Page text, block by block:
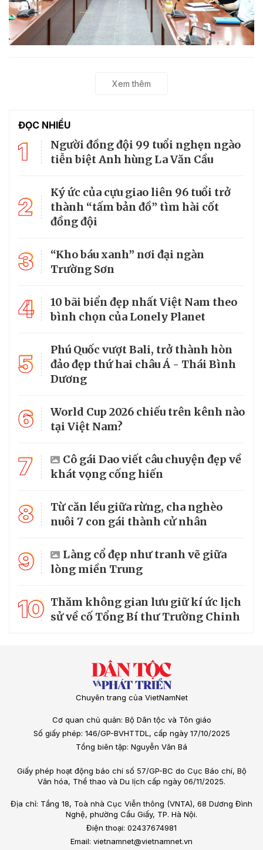
Xem thêm
ĐỌC NHIỀU
1
Người đồng đội 99 tuổi nghẹn ngào
tiễn biệt Anh hùng La Văn Cầu
2
Ký ức của cựu giao liên 96 tuổi trở
thành “tấm bản đồ” tìm hài cốt
đồng đội
3
“Kho báu xanh” nơi đại ngàn
Trường Sơn
4
10 bãi biển đẹp nhất Việt Nam theo
bình chọn của Lonely Planet
5
Phú Quốc vượt Bali, trở thành hòn
đảo đẹp thứ hai châu Á - Thái Bình
Dương
6
World Cup 2026 chiếu trên kênh nào
tại Việt Nam?
7
Cô gái Dao viết câu chuyện đẹp về
khát vọng cống hiến
8
Từ căn lều giữa rừng, cha nghèo
nuôi 7 con gái thành cử nhân
9
Làng cổ đẹp như tranh vẽ giữa
lòng miền Trung
10 Thăm không gian lưu giữ kí ức lịch
sử về cố Tổng Bí thư Trường Chinh
Chuyên trang của VietNamNet
Cơ quan chủ quản: Bộ Dân tộc và Tôn giáo
Số giấy phép: 146/GP-BVHTTDL, cấp ngày 17/10/2025
Tổng biên tập: Nguyễn Văn Bá
Giấy phép hoạt động báo chí số 57/GP-BC do Cục Báo chí, Bộ
Văn hóa, Thể thao và Du lịch cấp ngày 06/11/2025.
Địa chỉ: Tầng 18, Toà nhà Cục Viễn thông (VNTA), 68 Dương Đình
Nghệ, phường Cầu Giấy, TP. Hà Nội.
Điện thoại: 02437674981
Email: vietnamnet@vietnamnet.vn